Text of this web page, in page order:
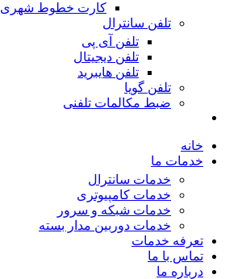
کارت خطوط شهری
تلفن سانترال
تلفن آی پی
تلفن دیجیتال
تلفن هایبرید
تلفن گویا
ضبط مکالمات تلفنی
خانه
خدمات ما
خدمات سانترال
خدمات کامپیوتری
خدمات شبکه و سرور
خدمات دوربین مدار بسته
تعرفه خدمات
تماس با ما
درباره ما